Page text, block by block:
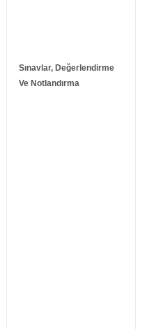
Sınavlar, Değerlendirme
Ve Notlandırma